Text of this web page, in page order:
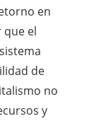
en
que el
de
no
y